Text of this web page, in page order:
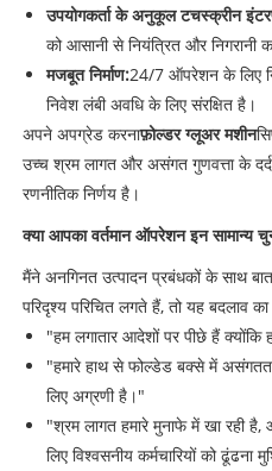
उपयोगकर्ता के अनुकूल टचस्क्रीन
को आसानी से नियंत्रित और
मजबूत निर्माण:24/7 ऑपरेशन के लिए
निवेश लंबी अवधि के लिए संरक्षित है।
अपने अपग्रेड करनाफ़ोल्डर ग्लूअर मशीन
उच्च श्रम लागत और असंगत गुणवत्ता के
रणनीतिक निर्णय है।
क्या आपका वर्तमान ऑपरेशन इन सामान्य
मैंने अनगिनत उत्पादन प्रबंधकों के साथ
परिदृश्य परिचित लगते हैं, तो यह बदलाव
"हम लगातार आदेशों पर पीछे हैं क्योंकि
"हमारे हाथ से फोल्डेड बक्से में असंगतता
लिए अग्रणी है।"
"श्रम लागत हमारे मुनाफे में खा रही है,
लिए विश्वसनीय कर्मचारियों को ढूंढना